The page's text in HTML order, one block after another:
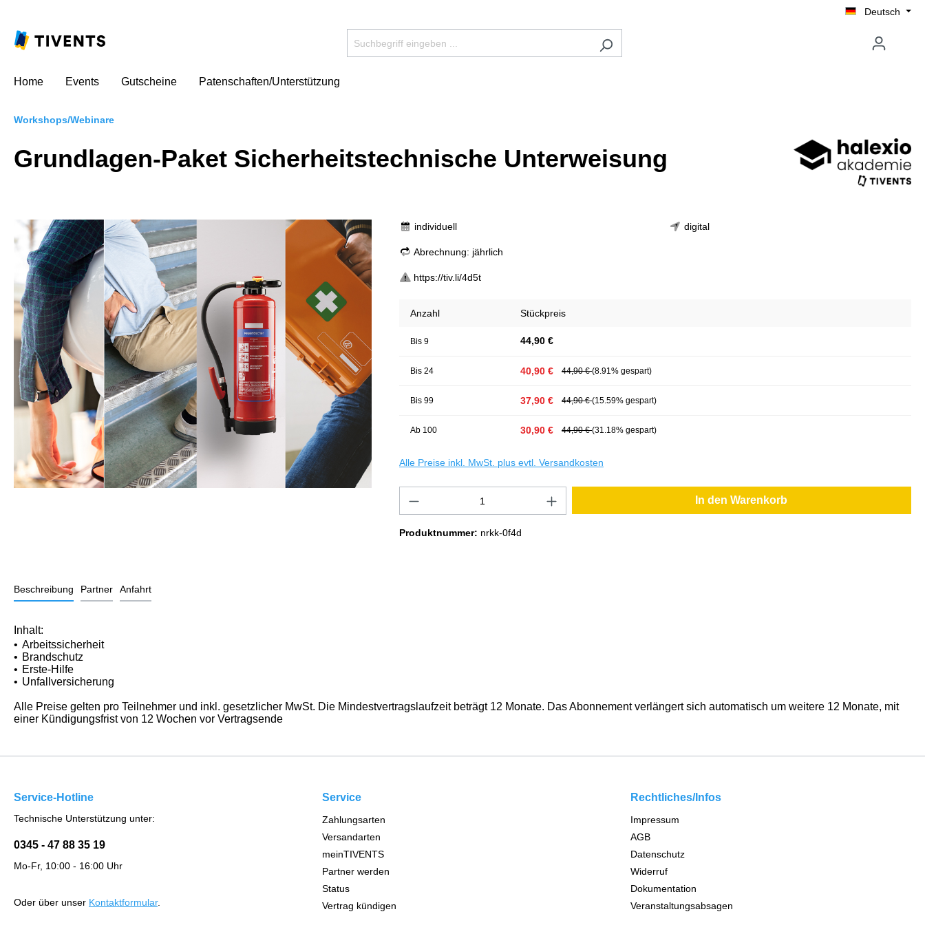
Deutsch
Home Events Gutscheine Patenschaften/Unterstützung
Workshops/Webinare
Grundlagen-Paket Sicherheitstechnische Unterweisung
individuell
Abrechnung: jährlich
digital
https://tiv.li/4d5t
Anzahl Stückpreis
Bis 9 44,90 €
Bis 24 40,90 € 44,90 €(8.91% gespart)
Bis 99 37,90 € 44,90 €(15.59% gespart)
Ab 100 30,90 € 44,90 €(31.18% gespart)
Alle Preise inkl. MwSt. plus evtl. Versandkosten
In den Warenkorb
Produktnummer: nrkk-0f4d
Beschreibung Partner Anfahrt
Inhalt:
• Arbeitssicherheit
• Brandschutz
• Erste-Hilfe
• Unfallversicherung
Alle Preise gelten pro Teilnehmer und inkl. gesetzlicher MwSt. Die Mindestvertragslaufzeit beträgt 12 Monate. Das Abonnement verlängert sich automatisch um weitere 12 Monate, mit
einer Kündigungsfrist von 12 Wochen vor Vertragsende
Service-Hotline
Technische Unterstützung unter:
0345 - 47 88 35 19
Mo-Fr, 10:00 - 16:00 Uhr
Oder über unser Kontaktformular.
Service
Zahlungsarten
Versandarten
meinTIVENTS
Partner werden
Status
Vertrag kündigen
Rechtliches/Infos
Impressum
AGB
Datenschutz
Widerruf
Dokumentation
Veranstaltungsabsagen